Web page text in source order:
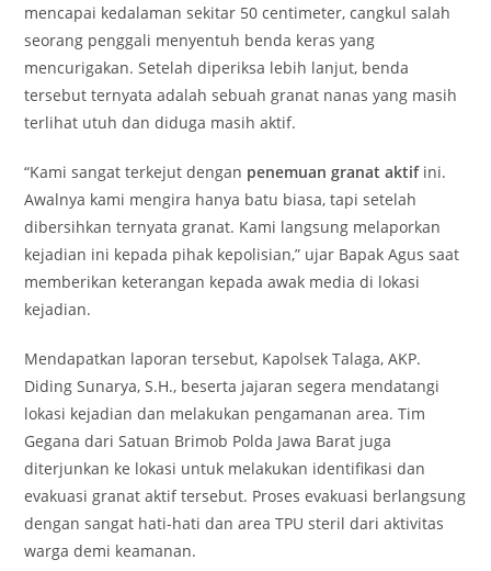
mencapai kedalaman sekitar 50 centimeter, cangkul salah
seorang penggali menyentuh benda keras yang
mencurigakan. Setelah diperiksa lebih lanjut, benda
tersebut ternyata adalah sebuah granat nanas yang masih
terlihat utuh dan diduga masih aktif.
“Kami sangat terkejut dengan penemuan granat aktifini.
Awalnya kami mengira hanya batu biasa, tapi setelah
dibersihkan ternyata granat. Kami langsung melaporkan
kejadian ini kepada pihak kepolisian,” ujar Bapak Agus saat
memberikan keterangan kepada awak media di lokasi
kejadian.
Mendapatkan laporan tersebut, Kapolsek Talaga, AKP.
Diding Sunarya, S.H., beserta jajaran segera mendatangi
lokasi kejadian dan melakukan pengamanan area. Tim
Gegana dari Satuan Brimob Polda Jawa Barat juga
diterjunkan ke lokasi untuk melakukan identifikasi dan
evakuasi granat aktif tersebut. Proses evakuasi berlangsung
dengan sangat hati-hati dan area TPU steril dari aktivitas
warga demi keamanan.